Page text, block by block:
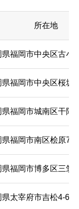
所在地
県福岡市中央区古小
県福岡市中央区桜坂
県福岡市城南区干隈
県福岡市南区桧原7-
県福岡市博多区三筑
太宰府市吉松4-6-1